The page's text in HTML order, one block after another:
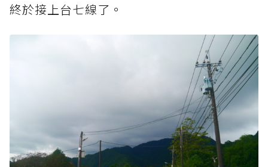
終於接上台七線了。